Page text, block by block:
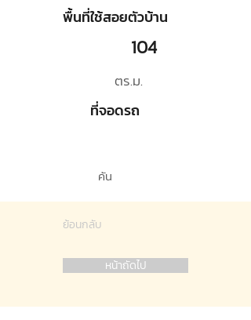
พื้นที่ใช้สอยตัวบ้าน
104
ตร.ม.
ที่จอดรถ
คัน
ย้อนกลับ
หน้าถัดไป